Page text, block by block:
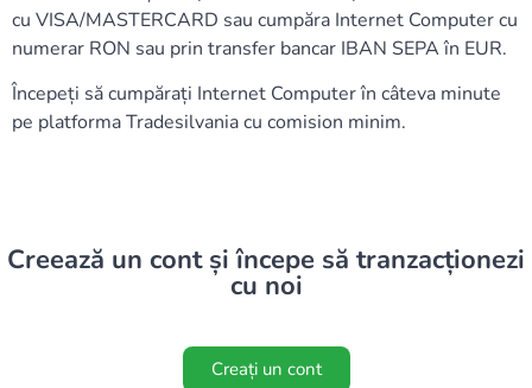
cu VISA/MASTERCARD sau cumpăra Internet Computer cu
numerar RON sau prin transfer bancar IBAN SEPA în EUR.
Începeți să cumpărați Internet Computer în câteva minute
pe platforma Tradesilvania cu comision minim.
Creează un cont și începe să tranzacționezi
cu noi
Creați un cont